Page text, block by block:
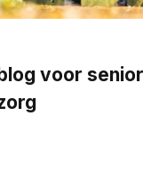
voor